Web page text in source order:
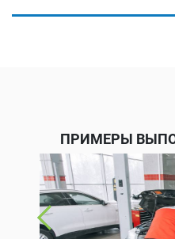
ПРИМЕРЫ